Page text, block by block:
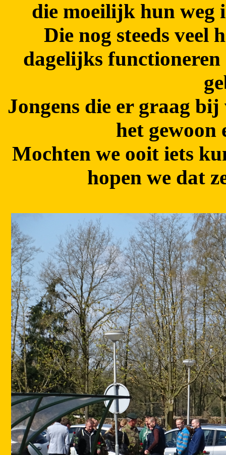
die moeilijk hun weg
Die nog steeds veel
dagelijks functioneren
Jongens die er graag bij
het gewoon
Mochten we ooit iets
hopen we dat